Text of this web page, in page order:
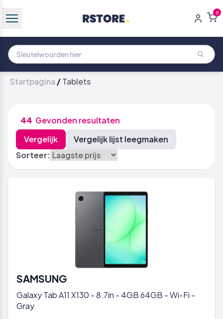
0
Startpagina /Tablets
44 Gevonden resultaten
Sorteer:
SAMSUNG
Galaxy Tab A11 X130 - 8.7in - 4GB 64GB - Wi-Fi -
Gray